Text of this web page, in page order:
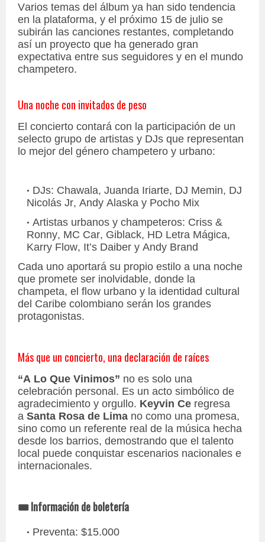
Varios temas del álbum ya han sido tendencia
en la plataforma, y el próximo 15 de julio se
subirán las canciones restantes, completando
así un proyecto que ha generado gran
expectativa entre sus seguidores y en el mundo
champetero.
Una noche con invitados de peso
El concierto contará con la participación de un
selecto grupo de artistas y DJs que representan
lo mejor del género champetero y urbano:
DJs: Chawala, Juanda Iriarte, DJ Memin, DJ
Nicolás Jr, Andy Alaska y Pocho Mix
Artistas urbanos y champeteros: Criss &
Ronny, MC Car, Giblack, HD Letra Mágica,
Karry Flow, It’s Daiber y Andy Brand
Cada uno aportará su propio estilo a una noche
que promete ser inolvidable, donde la
champeta, el flow urbano y la identidad cultural
del Caribe colombiano serán los grandes
protagonistas.
Más que un concierto, una declaración de raíces
“A Lo Que Vinimos” no es solo una
celebración personal. Es un acto simbólico de
agradecimiento y orgullo. Keyvin Ce regresa
a Santa Rosa de Lima no como una promesa,
sino como un referente real de la música hecha
desde los barrios, demostrando que el talento
local puede conquistar escenarios nacionales e
internacionales.
🎟️ Información de boletería
Preventa: $15.000